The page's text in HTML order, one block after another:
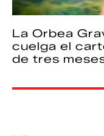
La Orbea
cuelga el
de tres